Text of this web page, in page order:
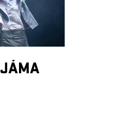
JÁMA